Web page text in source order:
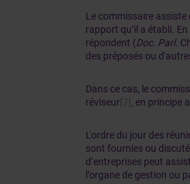
Le commissaire assiste
rapport qu’il a établi.
répondent (Doc. Parl.
des préposés ou
Dans ce cas, le
réviseur[7] , en principe
L'ordre du jour des
sont fournies ou
d’entreprises peut
l’organe de gestion ou